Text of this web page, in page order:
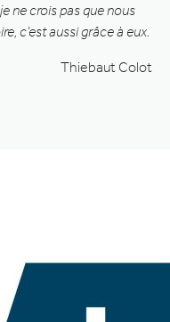
, je ne crois pas que nous
c’est aussi grâce à eux.
Thiebaut Colot